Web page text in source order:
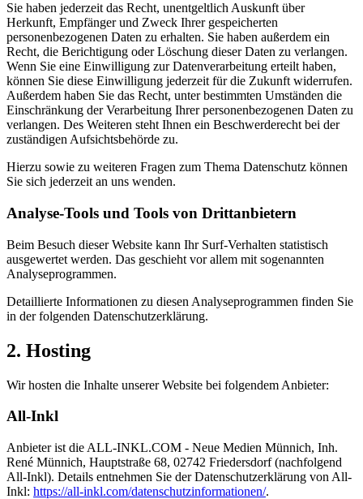
Sie haben jederzeit das Recht, unentgeltlich Auskunft über
Herkunft, Empfänger und Zweck Ihrer gespeicherten
personenbezogenen Daten zu erhalten. Sie haben außerdem ein
Recht, die Berichtigung oder Löschung dieser Daten zu verlangen.
Wenn Sie eine Einwilligung zur Datenverarbeitung erteilt haben,
können Sie diese Einwilligung jederzeit für die Zukunft widerrufen.
Außerdem haben Sie das Recht, unter bestimmten Umständen die
Einschränkung der Verarbeitung Ihrer personenbezogenen Daten zu
verlangen. Des Weiteren steht Ihnen ein Beschwerderecht bei der
zuständigen Aufsichtsbehörde zu.
Hierzu sowie zu weiteren Fragen zum Thema Datenschutz können
Sie sich jederzeit an uns wenden.
Analyse-Tools und Tools von Dritt­anbietern
Beim Besuch dieser Website kann Ihr Surf-Verhalten statistisch
ausgewertet werden. Das geschieht vor allem mit sogenannten
Analyseprogrammen.
Detaillierte Informationen zu diesen Analyseprogrammen finden Sie
in der folgenden Datenschutzerklärung.
2. Hosting
Wir hosten die Inhalte unserer Website bei folgendem Anbieter:
All-Inkl
Anbieter ist die ALL-INKL.COM - Neue Medien Münnich, Inh.
René Münnich, Hauptstraße 68, 02742 Friedersdorf (nachfolgend
All-Inkl). Details entnehmen Sie der Datenschutzerklärung von All-
Inkl: https://all-inkl.com/datenschutzinformationen/.